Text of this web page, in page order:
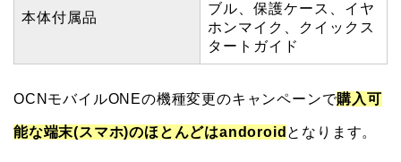
本体付属品
ブル、保護ケース、イヤ
ホンマイク、クイックス
タートガイド
OCNモバイルONEの機種変更のキャンペーンで購入可
能な端末(スマホ)のほとんどはandoroid となります。